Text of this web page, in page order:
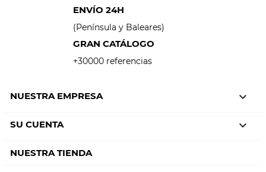
ENVÍO 24H
(Península y Baleares)
GRAN CATÁLOGO
+30000 referencias
NUESTRA EMPRESA 
SU CUENTA 
NUESTRA TIENDA